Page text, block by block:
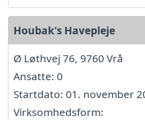
Houbak's Havepleje
Ø Løthvej 76, 9760 Vrå
Ansatte: 0
Startdato: 01. november
Virksomhedsform: